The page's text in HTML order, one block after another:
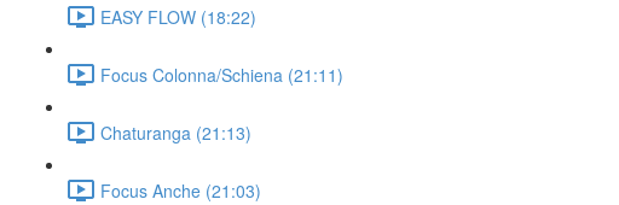
EASY FLOW (18:22)
Focus Colonna/Schiena (21:11)
Chaturanga (21:13)
Focus Anche (21:03)